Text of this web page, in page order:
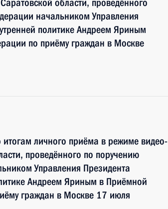
области, проведённого
начальником Управления
политике Андреем Яриным
по приёму граждан в Москве
личного приёма в режиме видео-
проведённого по поручению
Управления Президента
Андреем Яриным в Приёмной
граждан в Москве 17 июля